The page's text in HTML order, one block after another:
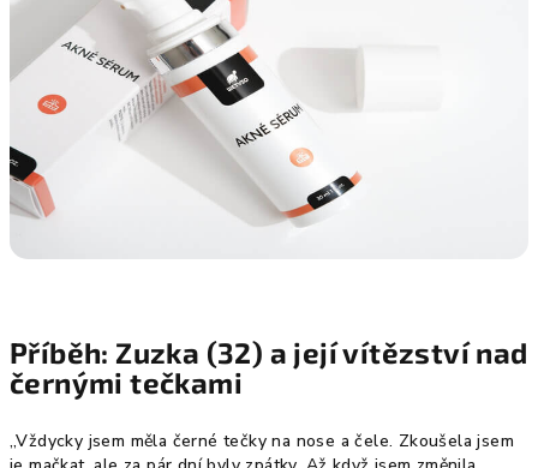
Příběh: Zuzka (32) a její vítězství nad
černými tečkami
„Vždycky jsem měla černé tečky na nose a čele. Zkoušela jsem